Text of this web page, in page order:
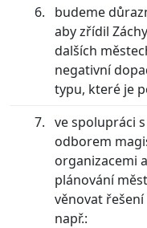
budeme
aby zřídil
dalších
negativní
typu, které je
ve spolupráci
odborem
organizacemi
plánování
věnovat
např.: